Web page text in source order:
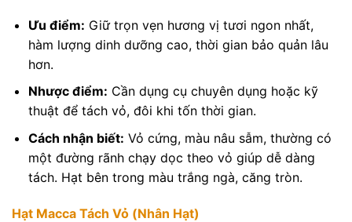
Ưu điểm: Giữ trọn vẹn hương vị tươi ngon nhất,
hàm lượng dinh dưỡng cao, thời gian bảo quản lâu
hơn.
Nhược điểm: Cần dụng cụ chuyên dụng hoặc kỹ
thuật để tách vỏ, đôi khi tốn thời gian.
Cách nhận biết: Vỏ cứng, màu nâu sẫm, thường có
một đường rãnh chạy dọc theo vỏ giúp dễ dàng
tách. Hạt bên trong màu trắng ngà, căng tròn.
Hạt Macca Tách Vỏ (Nhân Hạt)